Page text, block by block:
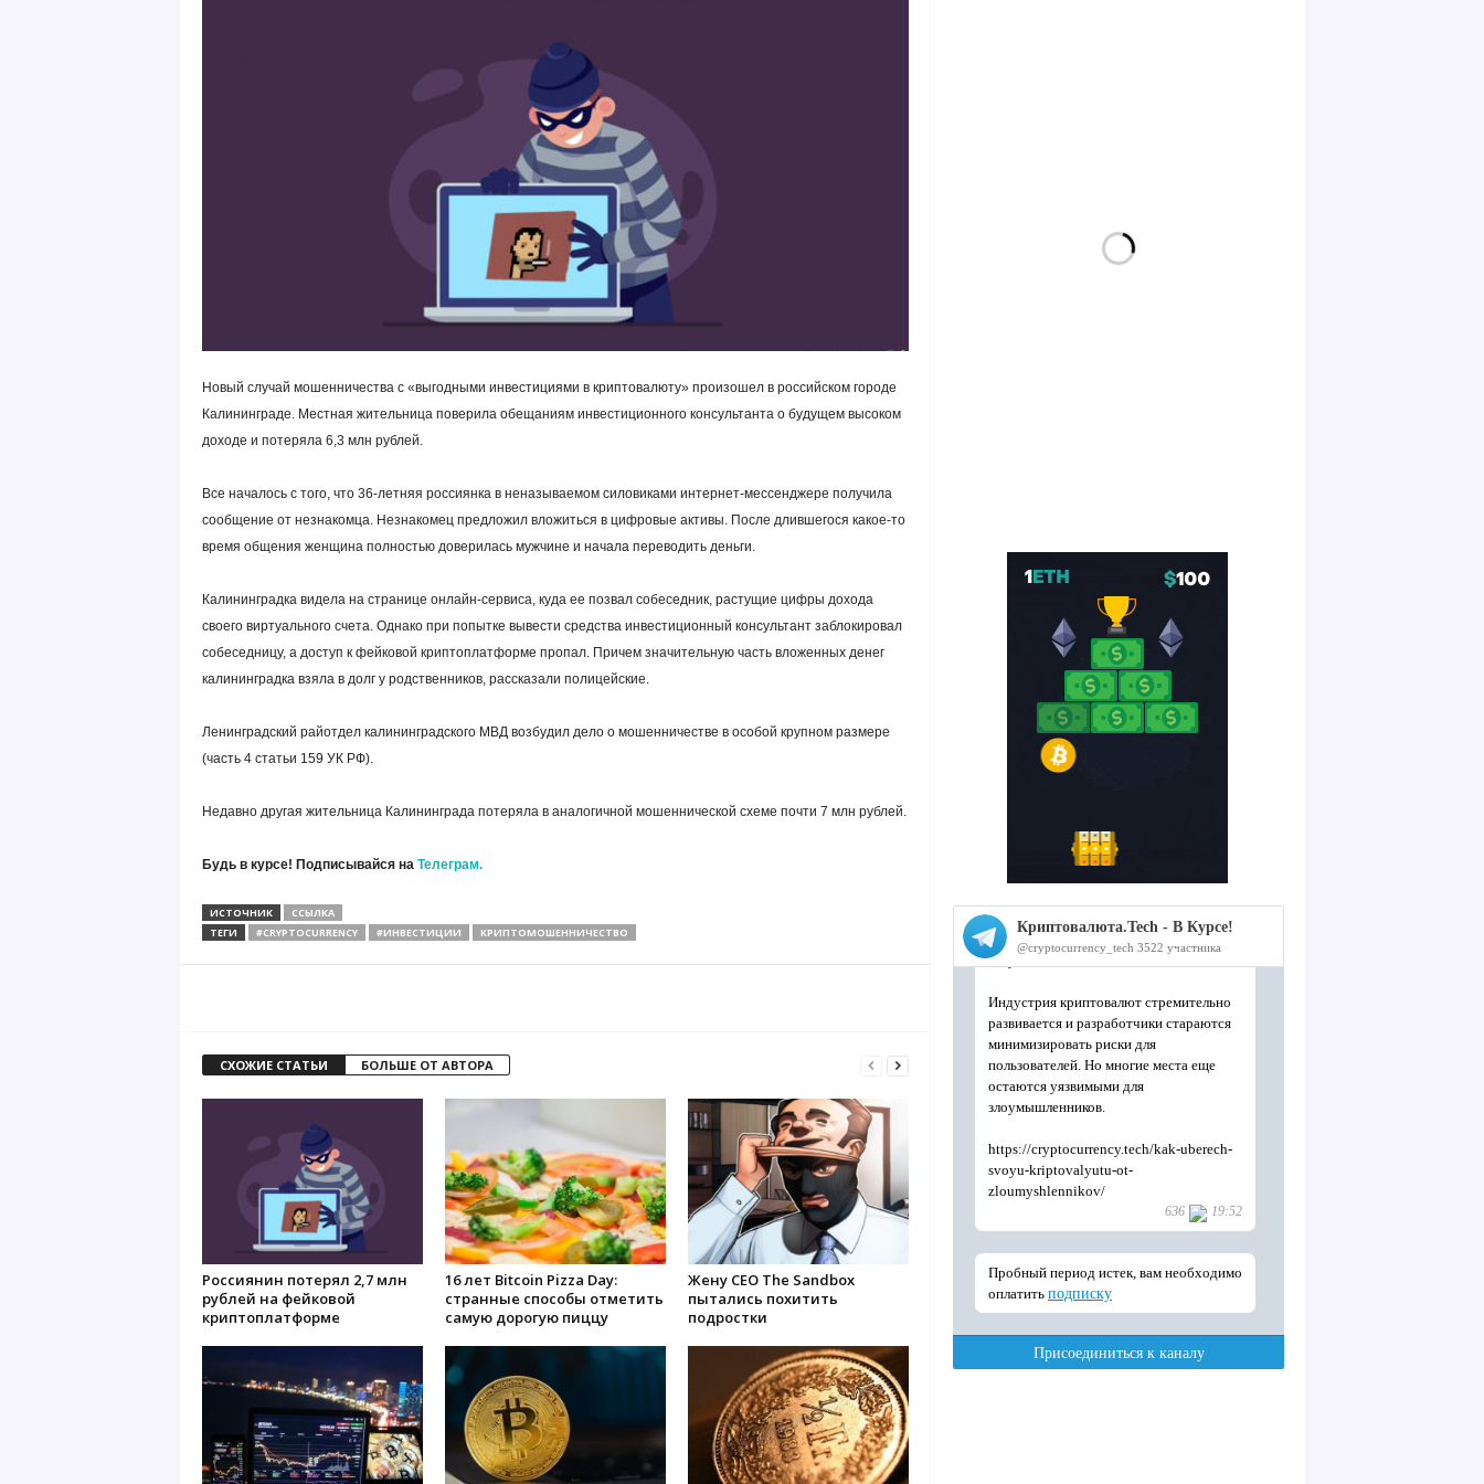
Новый случай мошенничества с «выгодными инвестициями в криптовалюту» произошел в российском городе
Калининграде. Местная жительница поверила обещаниям инвестиционного консультанта о будущем высоком
доходе и потеряла 6,3 млн рублей.
Все началось с того, что 36-летняя россиянка в неназываемом силовиками интернет-мессенджере получила
сообщение от незнакомца. Незнакомец предложил вложиться в цифровые активы. После длившегося какое-то
время общения женщина полностью доверилась мужчине и начала переводить деньги.
Калининградка видела на странице онлайн-сервиса, куда ее позвал собеседник, растущие цифры дохода
своего виртуального счета. Однако при попытке вывести средства инвестиционный консультант заблокировал
собеседницу, а доступ к фейковой криптоплатформе пропал. Причем значительную часть вложенных денег
калининградка взяла в долг у родственников, рассказали полицейские.
Ленинградский райотдел калининградского МВД возбудил дело о мошенничестве в особой крупном размере
(часть 4 статьи 159 УК РФ).
Недавно другая жительница Калининграда потеряла в аналогичной мошеннической схеме почти 7 млн рублей.
Будь в курсе! Подписывайся на Телеграм.
ИСТОЧНИК
ССЫЛКА
ТЕГИ
#CRYPTOCURRENCY #ИНВЕСТИЦИИ КРИПТОМОШЕННИЧЕСТВО
СХОЖИЕ СТАТЬИ БОЛЬШЕ ОТ АВТОРА
Россиянин потерял 2,7 млн
рублей на фейковой
криптоплатформе
16 лет Bitcoin Pizza Day:
странные способы отметить
самую дорогую пиццу
Жену CEO The Sandbox
пытались похитить
подростки